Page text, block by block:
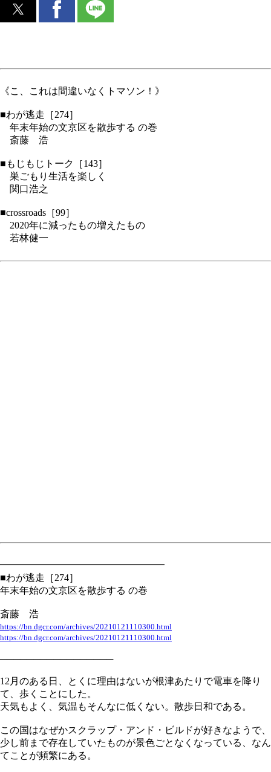
《こ、これは間違いなくトマソン！》
■わが逃走［274］
年末年始の文京区を散歩する の巻
斎藤 浩
■もじもじトーク［143］
巣ごもり生活を楽しく
関口浩之
■crossroads［99］
2020年に減ったもの増えたもの
若林健一
━━━━━━━━━━━━━━━━━
■わが逃走［274］
年末年始の文京区を散歩する の巻
斎藤 浩
https://bn.dgcr.com/archives/20210121110300.html
https://bn.dgcr.com/archives/20210121110300.html
─────────────────
12月のある日、とくに理由はないが根津あたりで電車を降り
て、歩くことにした。
天気もよく、気温もそんなに低くない。散歩日和である。
この国はなぜかスクラップ・アンド・ビルドが好きなようで、
少し前まで存在していたものが景色ごとなくなっている、なん
てことが頻繁にある。